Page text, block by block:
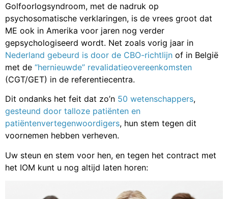
Golfoorlogsyndroom, met de nadruk op
psychosomatische verklaringen, is de vrees groot dat
ME ook in Amerika voor jaren nog verder
gepsychologiseerd wordt. Net zoals vorig jaar in
Nederland gebeurd is door de CBO-richtlijn of in België
met de “hernieuwde” revalidatieovereenkomsten
(CGT/GET) in de referentiecentra.
Dit ondanks het feit dat zo’n 50 wetenschappers,
gesteund door talloze patiënten en
patiëntenvertegenwoordigers, hun stem tegen dit
voornemen hebben verheven.
Uw steun en stem voor hen, en tegen het contract met
het IOM kunt u nog altijd laten horen: